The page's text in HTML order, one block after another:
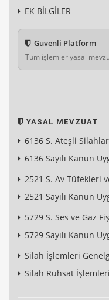
EK BİLGİLER
Güvenli Platform
Tüm işlemler yasal
YASAL MEVZUAT
6136 S. Ateşli
6136 Sayılı Kanun
2521 S. Av Tüfekleri
2521 Sayılı Kanun
5729 S. Ses ve Gaz
5729 Sayılı Kanun
Silah İşlemleri
Silah Ruhsat